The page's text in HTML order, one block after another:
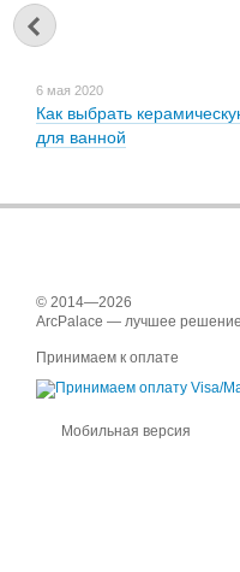
6 мая 2020
Как выбрать
для ванной
© 2014—2026
ArcPalace — лучшее
Принимаем к оплате
Мобильная версия